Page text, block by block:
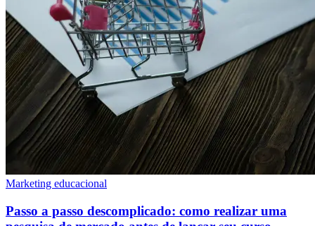
Marketing educacional
Passo a passo descomplicado: como realizar uma